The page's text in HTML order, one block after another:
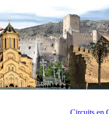
Circuits en